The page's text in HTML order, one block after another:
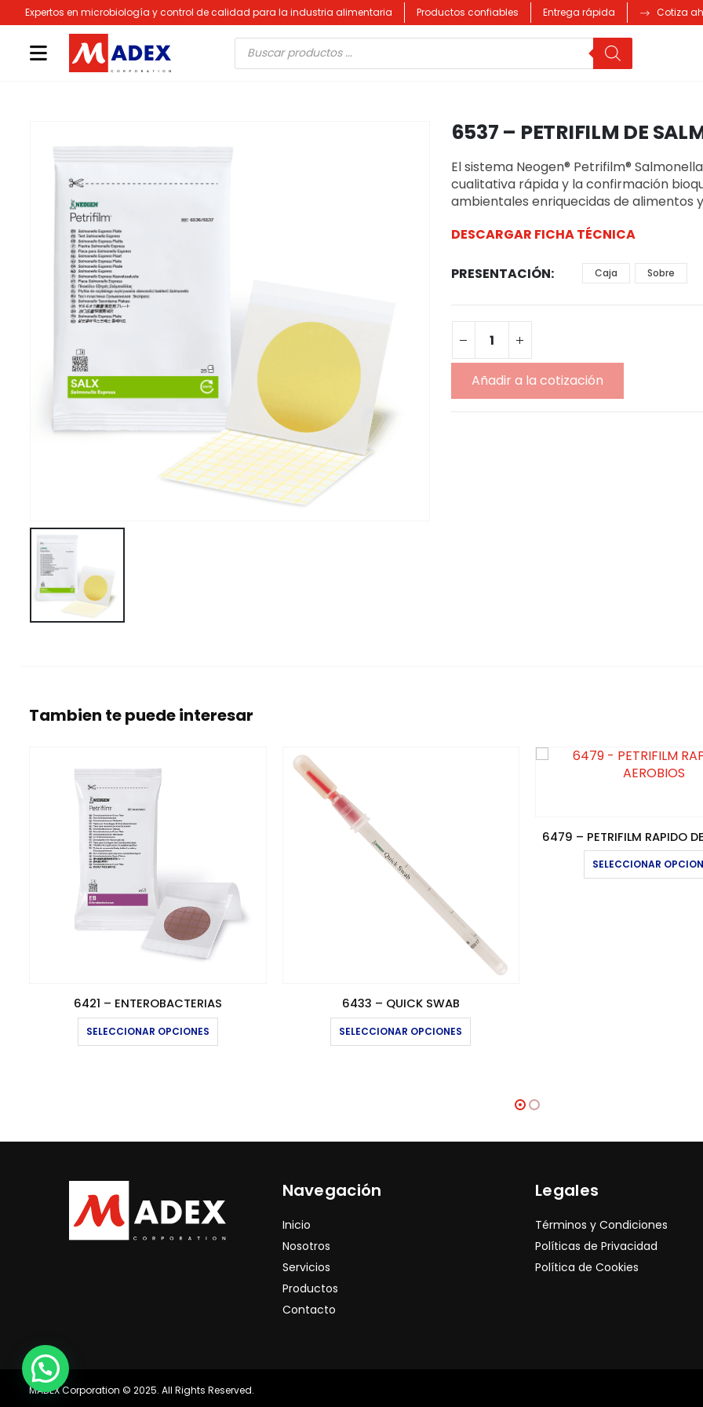
Expertos en microbiología y control de calidad para la industria alimentaria Productos confiables Entrega rápida Cotiza
Búsqueda
de
productos
6537 – PETRIFILM DE
El sistema Neogen® Petrifilm®
cualitativa rápida y la confirmación
ambientales enriquecidas de alimentos
DESCARGAR FICHA TÉCNICA
PRESENTACIÓN Caja Sobre
Añadir a la cotización
Tambien te puede interesar
6421 – ENTEROBACTERIAS
SELECCIONAR OPCIONES
Este producto tiene múltiples variantes. Las opciones se pueden elegir en la página de producto
6433 – QUICK SWAB
SELECCIONAR OPCIONES
Este producto tiene múltiples variantes. Las opciones se pueden elegir en la página de producto
6479 – PETRIFILM RAPIDO
SELECCIONAR
Navegación
Inicio
Nosotros
Servicios
Productos
Contacto
Legales
Términos y Condiciones
Políticas de Privacidad
Política de Cookies
MADEX Corporation © 2025. All Rights Reserved.